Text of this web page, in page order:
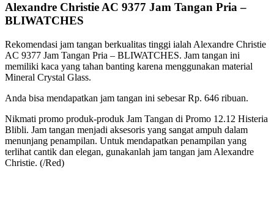
Alexandre Christie AC 9377 Jam Tangan Pria –
BLIWATCHES
Rekomendasi jam tangan berkualitas tinggi ialah Alexandre Christie
AC 9377 Jam Tangan Pria – BLIWATCHES. Jam tangan ini
memiliki kaca yang tahan banting karena menggunakan material
Mineral Crystal Glass.
Anda bisa mendapatkan jam tangan ini sebesar Rp. 646 ribuan.
Nikmati promo produk-produk Jam Tangan di Promo 12.12 Histeria
Blibli. Jam tangan menjadi aksesoris yang sangat ampuh dalam
menunjang penampilan. Untuk mendapatkan penampilan yang
terlihat cantik dan elegan, gunakanlah jam tangan jam Alexandre
Christie. (/Red)